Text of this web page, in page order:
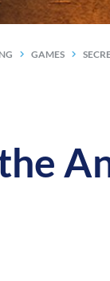
GAMES